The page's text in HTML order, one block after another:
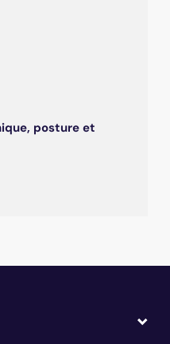
posture et